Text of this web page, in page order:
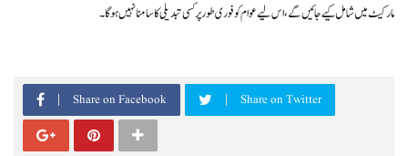
مارکیٹ میں شامل کیے جائیں گے، اس لیے عوام کو فوری طور پر کسی تبدیلی کا سامنا نہیں ہوگا۔
Share on Facebook Share on Twitter